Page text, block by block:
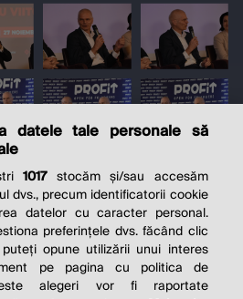
datele tale personale să
1017 stocăm și/sau accesăm
dvs., precum identificatorii cookie
datelor cu caracter personal.
preferințele dvs. făcând clic
opune utilizării unui interes
pe pagina cu politica de
alegeri vor fi raportate